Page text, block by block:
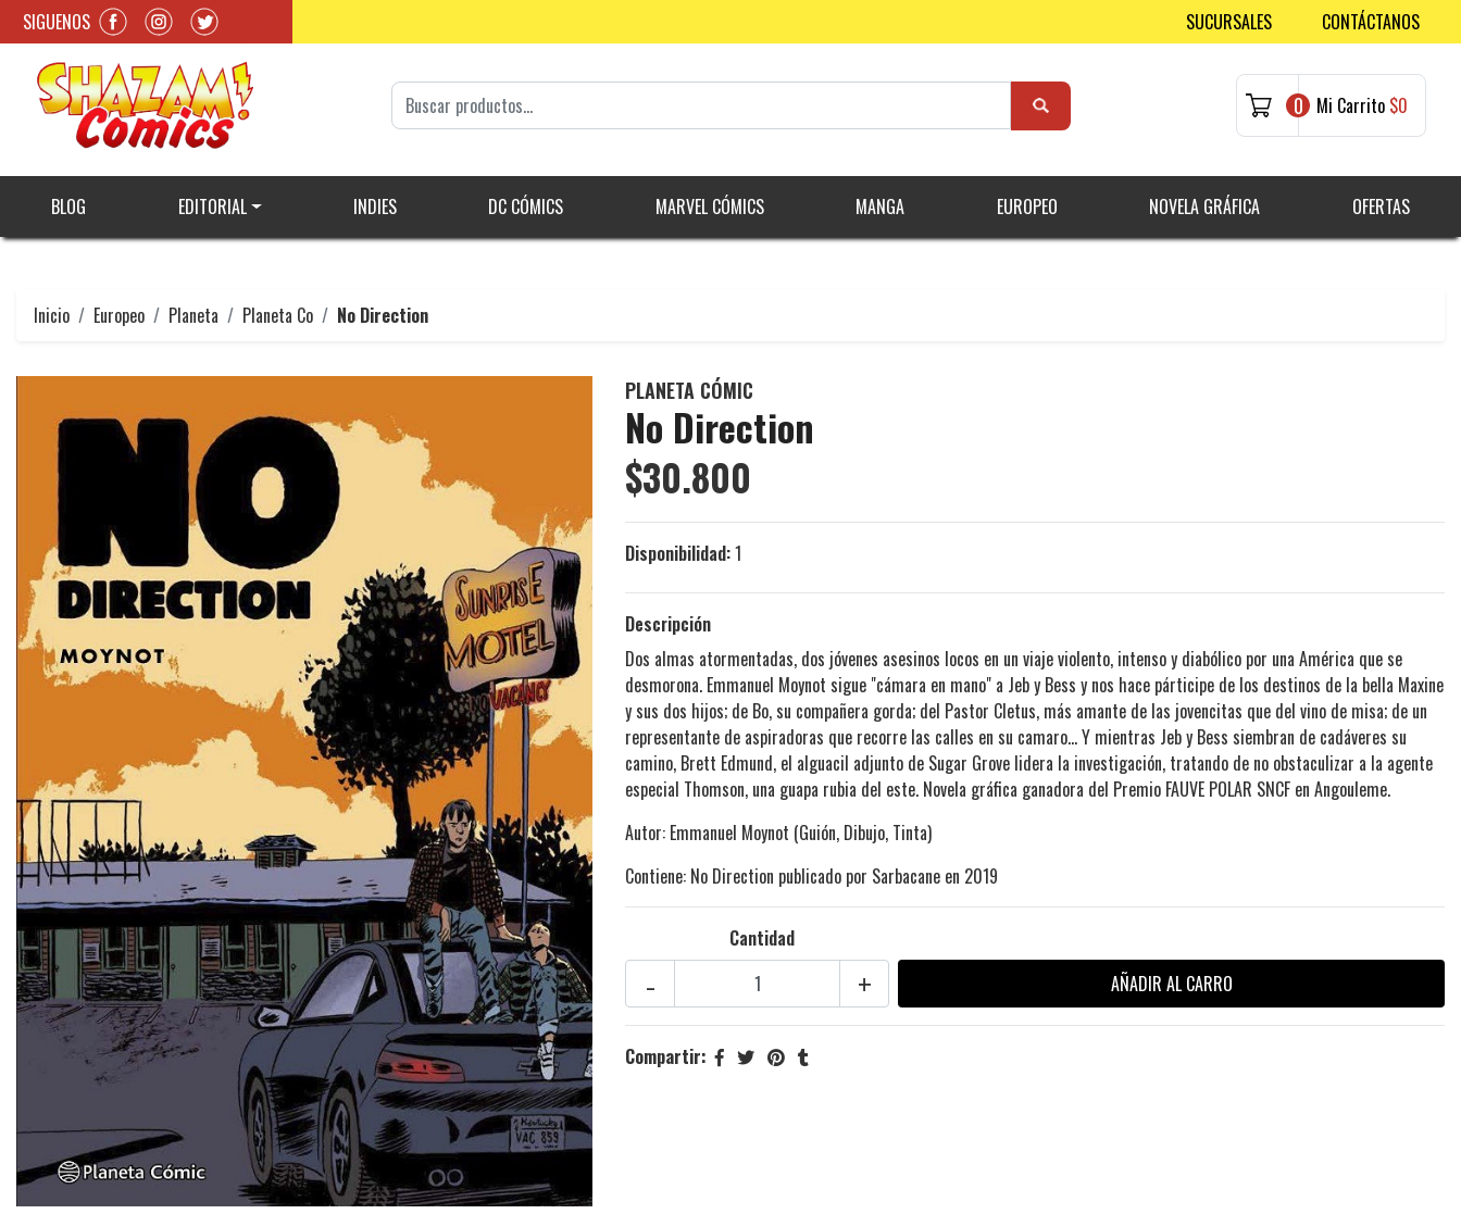
SIGUENOS SUCURSALES CONTÁCTANOS
0 Mi Carrito $0
BLOG EDITORIAL INDIES DC CÓMICS MARVEL CÓMICS MANGA EUROPEO NOVELA GRÁFICA OFERTAS
Inicio Europeo Planeta Planeta Co No Direction
PLANETA CÓMIC
No Direction
$30.800
Disponibilidad:1
Descripción
Dos almas atormentadas, dos jóvenes asesinos locos en un viaje violento, intenso y diabólico por una América que se
desmorona. Emmanuel Moynot sigue "cámara en mano" a Jeb y Bess y nos hace párticipe de los destinos de la bella Maxine
y sus dos hijos; de Bo, su compañera gorda; del Pastor Cletus, más amante de las jovencitas que del vino de misa; de un
representante de aspiradoras que recorre las calles en su camaro... Y mientras Jeb y Bess siembran de cadáveres su
camino, Brett Edmund, el alguacil adjunto de Sugar Grove lidera la investigación, tratando de no obstaculizar a la agente
especial Thomson, una guapa rubia del este. Novela gráfica ganadora del Premio FAUVE POLAR SNCF en Angouleme.
Autor: Emmanuel Moynot (Guión, Dibujo, Tinta)
Contiene: No Direction publicado por Sarbacane en 2019
Cantidad
+
-
Compartir: